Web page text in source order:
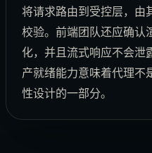
将请求路由到受控层，由
校验。前端团队还应确认
化，并且流式响应不会泄
产就绪能力意味着代理不
性设计的一部分。